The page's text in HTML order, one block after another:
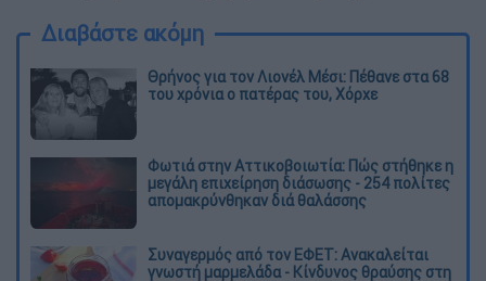
Διαβάστε ακόμη
Θρήνος για τον Λιονέλ Μέσι: Πέθανε στα 68
του χρόνια ο πατέρας του, Χόρχε
Φωτιά στην Αττικοβοιωτία: Πώς στήθηκε η
μεγάλη επιχείρηση διάσωσης - 254 πολίτες
απομακρύνθηκαν διά θαλάσσης
Συναγερμός από τον ΕΦΕΤ: Ανακαλείται
γνωστή μαρμελάδα - Κίνδυνος θραύσης στη